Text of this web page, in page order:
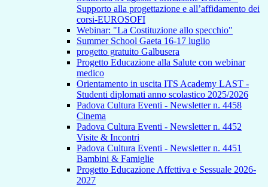
Supporto alla progettazione e all’affidamento dei
corsi-EUROSOFI
Webinar: "La Costituzione allo specchio"
Summer School Gaeta 16-17 luglio
progetto gratuito Galbusera
Progetto Educazione alla Salute con webinar
medico
Orientamento in uscita ITS Academy LAST -
Studenti diplomati anno scolastico 2025/2026
Padova Cultura Eventi - Newsletter n. 4458
Cinema
Padova Cultura Eventi - Newsletter n. 4452
Visite & Incontri
Padova Cultura Eventi - Newsletter n. 4451
Bambini & Famiglie
Progetto Educazione Affettiva e Sessuale 2026-
2027